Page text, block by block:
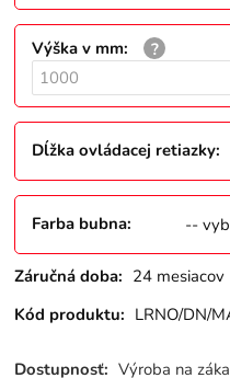
Výška v mm:
Dĺžka ovládacej retiazky:
Farba bubna: --
Záručná doba: 24 mesiacov
Kód produktu: LRNO/DN/
Dostupnosť: Výroba na